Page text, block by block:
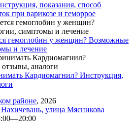
показания, способ
при варикозе и геморрое
гемоглобин у женщин? Возможные
и лечение
Кардиомагнил? Инструкция,
районе, 2026
улица Мясникова